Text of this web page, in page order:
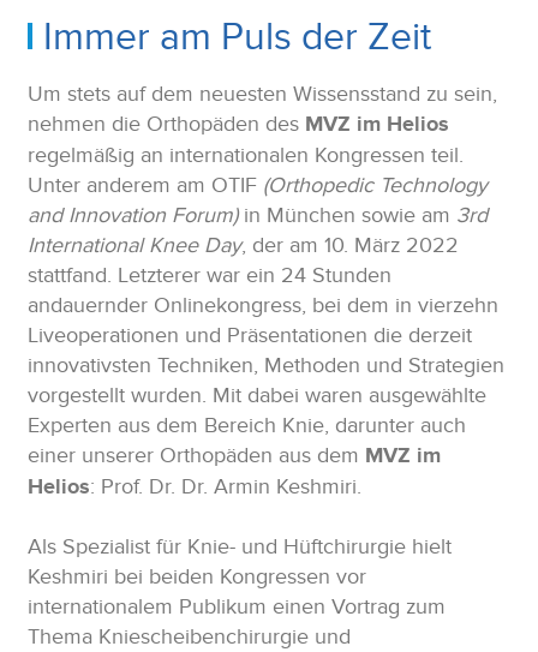
Immer am Puls der Zeit
Um stets auf dem neuesten Wissensstand zu sein,
nehmen die Orthopäden des MVZ im Helios
regelmäßig an internationalen Kongressen teil.
Unter anderem am OTIF (Orthopedic Technology
and Innovation Forum) in München sowie am 3rd
International Knee Day, der am 10. März 2022
stattfand. Letzterer war ein 24 Stunden
andauernder Onlinekongress, bei dem in vierzehn
Liveoperationen und Präsentationen die derzeit
innovativsten Techniken, Methoden und Strategien
vorgestellt wurden. Mit dabei waren ausgewählte
Experten aus dem Bereich Knie, darunter auch
einer unserer Orthopäden aus dem MVZ im
Helios: Prof. Dr. Dr. Armin Keshmiri.
Als Spezialist für Knie- und Hüftchirurgie hielt
Keshmiri bei beiden Kongressen vor
internationalem Publikum einen Vortrag zum
Thema Kniescheibenchirurgie und